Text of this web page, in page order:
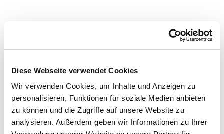
Diese Webseite verwendet Cookies
Wir verwenden Cookies, um Inhalte und Anzeigen zu
personalisieren, Funktionen für soziale Medien anbieten
zu können und die Zugriffe auf unsere Website zu
analysieren. Außerdem geben wir Informationen zu Ihrer
Molinos de cesta al vacío ATEX (para
producción)
Molino de cesta TORUSMILL® SKV5-EX